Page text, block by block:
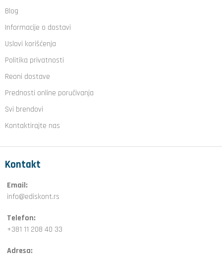
Blog
Informacije o dostavi
Uslovi korišćenja
Politika privatnosti
Reoni dostave
Prednosti online poručivanja
Svi brendovi
Kontaktirajte nas
Kontakt
Email:
info@ediskont.rs
Telefon:
+381 11 208 40 33
Adresa: